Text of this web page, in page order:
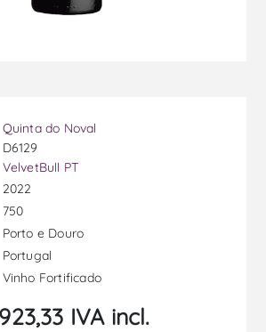
Quinta do Noval
D6129
VelvetBull PT
2022
750
Porto e Douro
Portugal
Vinho Fortificado
IVA incl.